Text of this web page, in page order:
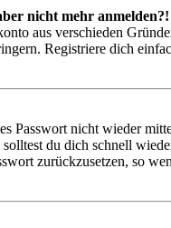
nicht mehr anmelden?!
aus verschieden
Registriere dich
Passwort nicht wieder
du dich schnell
zurückzusetzen, so